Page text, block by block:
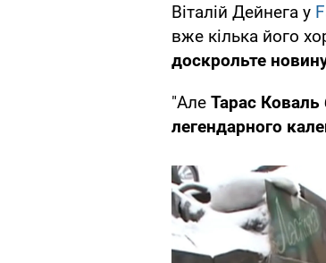
Віталій Дейнега у
вже кілька його
доскрольте
"Але Тарас
легендарного